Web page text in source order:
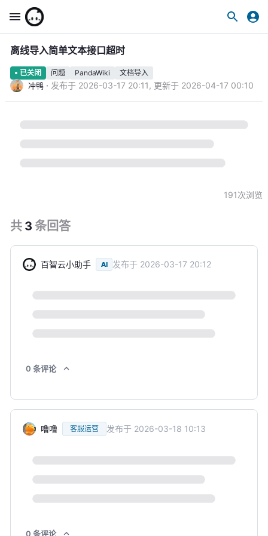
离线导入简单文本接口超时
已关闭 问题 PandaWiki 文档导入
冲鸭 · 发布于 2026-03-17 20:11 , 更新于 2026-04-17 00:10
191次浏览
共 3 条回答
百智云小助手 AI 发布于 2026-03-17 20:12
0 条评论
噜噜 客服运营 发布于 2026-03-18 10:13
0 条评论